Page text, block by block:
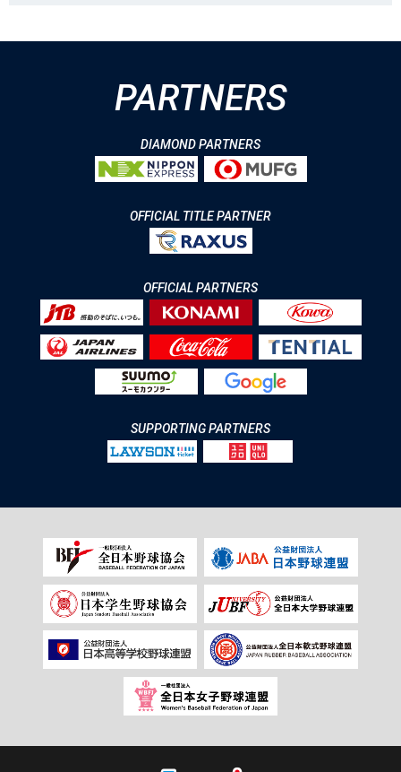
PARTNERS
DIAMOND PARTNERS
OFFICIAL TITLE PARTNER
OFFICIAL PARTNERS
SUPPORTING PARTNERS